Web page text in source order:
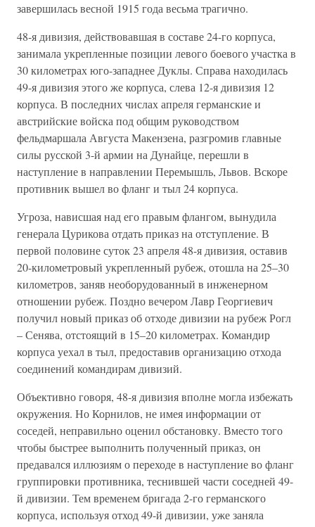
завершилась весной 1915 года весьма трагично.
48-я дивизия, действовавшая в составе 24-го корпуса,
занимала укрепленные позиции левого боевого участка в
30 километрах юго-западнее Дуклы. Справа находилась
49-я дивизия этого же корпуса, слева 12-я дивизия 12
корпуса. В последних числах апреля германские и
австрийские войска под общим руководством
фельдмаршала Августа Макензена, разгромив главные
силы русской 3-й армии на Дунайце, перешли в
наступление в направлении Перемышль, Львов. Вскоре
противник вышел во фланг и тыл 24 корпуса.
Угроза, нависшая над его правым флангом, вынудила
генерала Цурикова отдать приказ на отступление. В
первой половине суток 23 апреля 48-я дивизия, оставив
20-километровый укрепленный рубеж, отошла на 25–30
километров, заняв необорудованный в инженерном
отношении рубеж. Поздно вечером Лавр Георгиевич
получил новый приказ об отходе дивизии на рубеж Рогл
– Сенява, отстоящий в 15–20 километрах. Командир
корпуса уехал в тыл, предоставив организацию отхода
соединений командирам дивизий.
Объективно говоря, 48-я дивизия вполне могла избежать
окружения. Но Корнилов, не имея информации от
соседей, неправильно оценил обстановку. Вместо того
чтобы быстрее выполнить полученный приказ, он
предавался иллюзиям о переходе в наступление во фланг
группировки противника, теснившей части соседней 49-
й дивизии. Тем временем бригада 2-го германского
корпуса, используя отход 49-й дивизии, уже заняла